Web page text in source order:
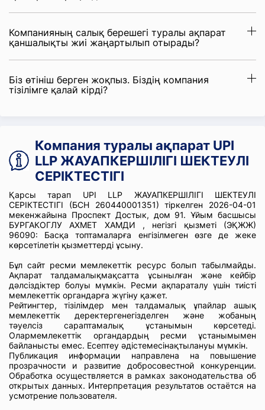
Компанияның салық берешегі туралы ақпарат
қаншалықты жиі жаңартылып отырады?
Біз өтініш берген жоқпыз. Біздің компания
тізілімге қалай кірді?
Компания туралы ақпарат UPI
LLP ЖАУАПКЕРШІЛІГІ ШЕКТЕУЛІ
СЕРІКТЕСТІГІ
Қарсы тарап UPI LLP ЖАУАПКЕРШІЛІГІ ШЕКТЕУЛІ
СЕРІКТЕСТІГІ (БСН 260440001351) тіркелген 2026-04-01
мекенжайына Проспект Достык, дом 91. Ұйым басшысы
БУРГАКОГЛУ АХМЕТ ХАМДИ , негізгі қызметі (ЭҚЖЖ)
96090: Басқа топтамаларға енгізілмеген өзге де жеке
көрсетілетін қызметтерді ұсыну.
Бұл сайт ресми мемлекеттік ресурс болып табылмайды.
Ақпарат талдамалықмақсатта ұсынылған және кейбір
дәлсіздіктер болуы мүмкін. Ресми ақпараталу үшін тиісті
мемлекеттік органдарға жүгіну қажет.
Рейтингтер, тізілімдер мен талдамалық ұпайлар ашық
мемлекеттік деректергенегізделген және жобаның
тәуелсіз сараптамалық ұстанымын көрсетеді.
Олармемлекеттік органдардың ресми ұстанымымен
байланысты емес. Есептеу әдістемесінақтылануы мүмкін.
Публикация информации направлена на повышение
прозрачности и развитие добросовестной конкуренции.
Обработка осуществляется в рамках законодательства об
открытых данных. Интерпретация результатов остаётся на
усмотрение пользователя.